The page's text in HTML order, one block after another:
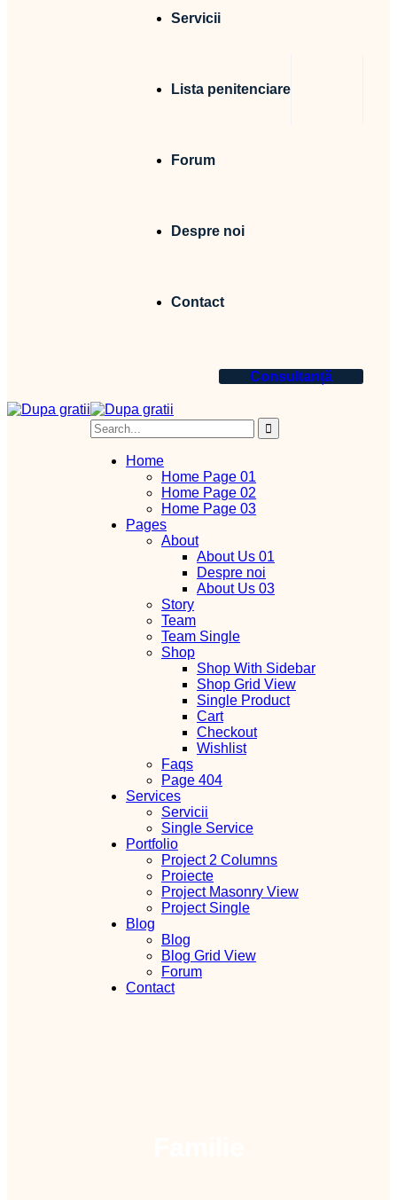
Servicii
Lista penitenciare
Forum
Despre noi
Contact
Consultanță
Home
Home Page 01
Home Page 02
Home Page 03
Pages
About
About Us 01
Despre noi
About Us 03
Story
Team
Team Single
Shop
Shop With Sidebar
Shop Grid View
Single Product
Cart
Checkout
Wishlist
Faqs
Page 404
Services
Servicii
Single Service
Portfolio
Project 2 Columns
Proiecte
Project Masonry View
Project Single
Blog
Blog
Blog Grid View
Forum
Contact